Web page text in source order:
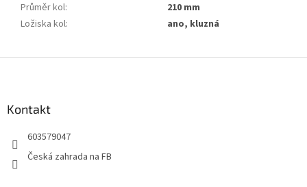
Průměr kol:
210 mm
Ložiska kol: ano, kluzná
Kontakt
603579047
Česká zahrada na FB